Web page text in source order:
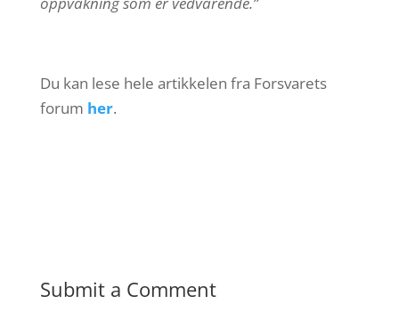
Du kan lese hele artikkelen fra Forsvarets
forum her.
Submit a Comment